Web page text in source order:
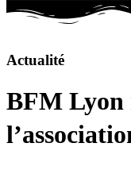
Actualité
BFM Lyon